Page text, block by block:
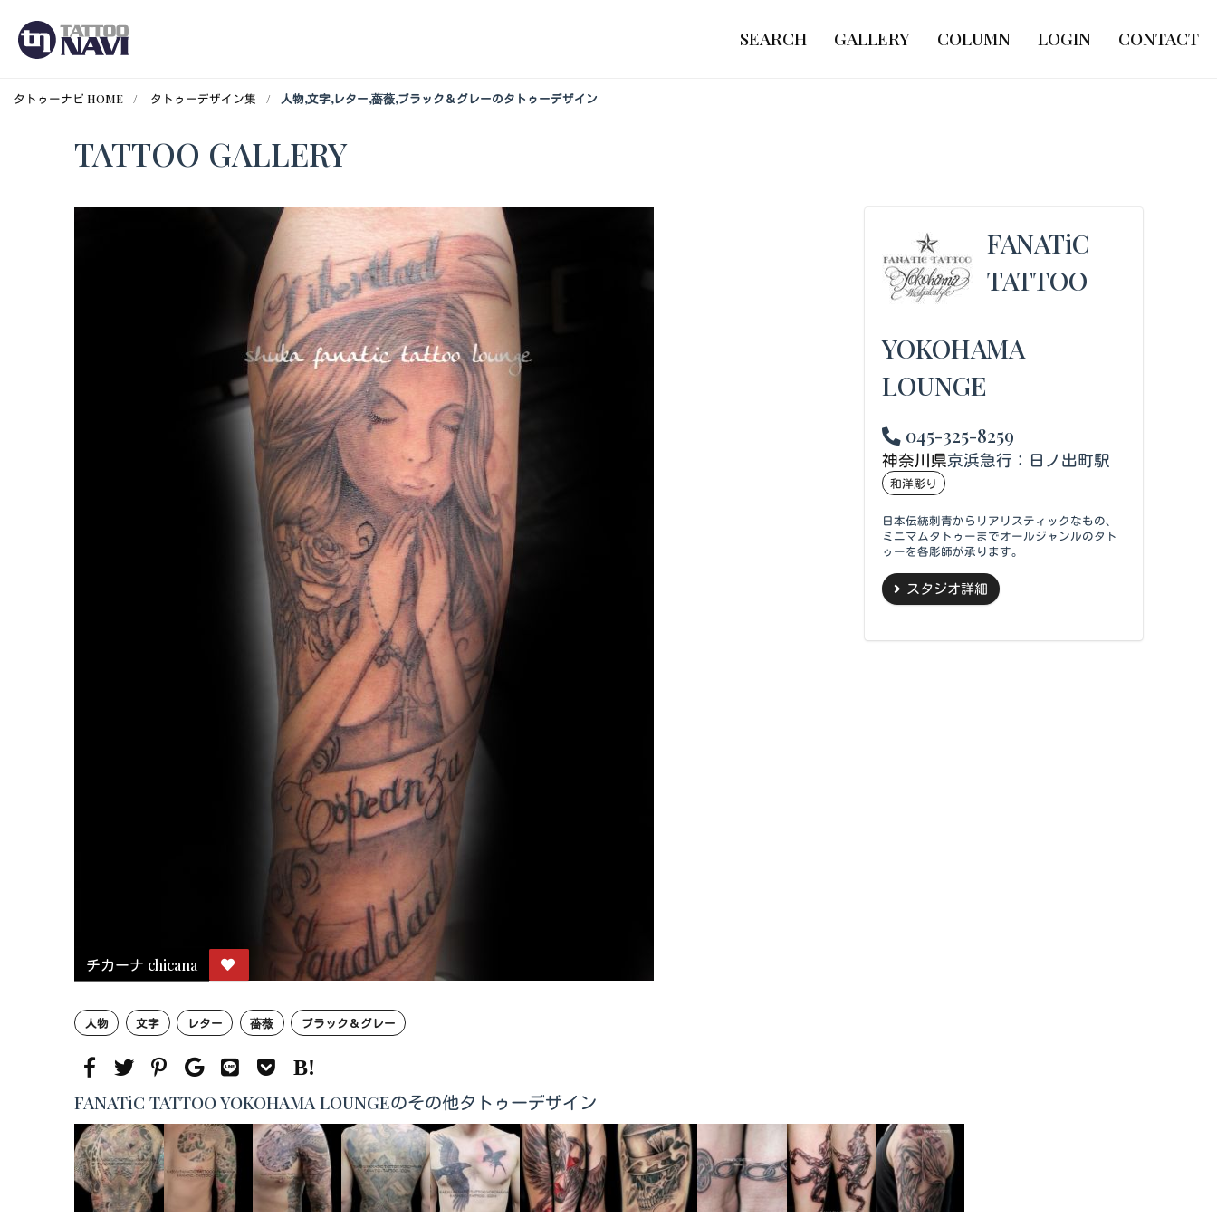
SEARCH GALLERY COLUMN LOGIN CONTACT
タトゥーナビ HOME タトゥーデザイン集 人物,文字,レター,薔薇,ブラック＆グレーのタトゥーデザイン
TATTOO GALLERY
FANATiC
TATTOO
YOKOHAMA
LOUNGE
045-325-8259
神奈川県京浜急行：日ノ出町駅
和洋彫り
日本伝統刺青からリアリスティックなもの、
ミニマムタトゥーまでオールジャンルのタト
ゥーを各彫師が承ります。
スタジオ詳細
チカーナ chicana
人物 文字 レター 薔薇 ブラック＆グレー
FANATiC TATTOO YOKOHAMA LOUNGEのその他タトゥーデザイン